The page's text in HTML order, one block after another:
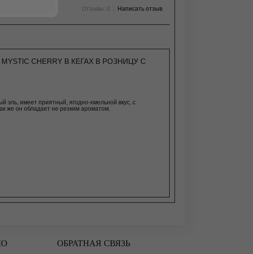
Отзывы: 0 Написать отзыв
CHERRY В КЕГАХ В РОЗНИЦУ С
эль, имеет приятный, ягодно-хмельной вкус, с
же он обладает не резким ароматом.
ОБРАТНАЯ СВЯЗЬ